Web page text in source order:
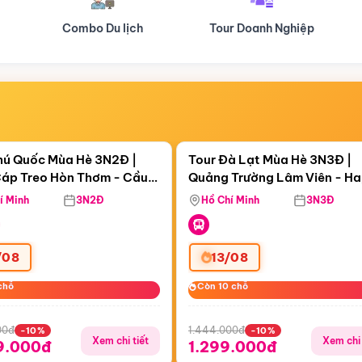
Tour Doanh Nghiệp Du lịch Hành Hương
20:41:12
Treo Hòn Thơm
Quốc Mùa Hè 3N2Đ |
Treo Hòn Thơm - Cầu
Viên Nước Aquatopia
Minh 3N2Đ
-10%
Xem chi tiết
Còn05 ngày 20:41:12
Tour Đà Lạt Mùa Hè 3N3Đ |
Quảng Trường Lâm Viên -
Hill - Puppy Farm
Hồ Chí Minh 3N3Đ
13/08
Còn 10 chỗ
Còn 10 chỗ
1.444.000đ -10%
1.299.000đ Xem